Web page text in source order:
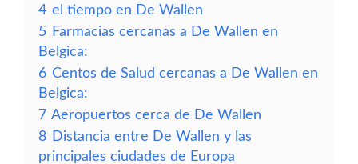
4 el tiempo en De Wallen
5 Farmacias cercanas a De Wallen en
Belgica:
6 Centos de Salud cercanas a De Wallen en
Belgica:
7 Aeropuertos cerca de De Wallen
8 Distancia entre De Wallen y las
principales ciudades de Europa